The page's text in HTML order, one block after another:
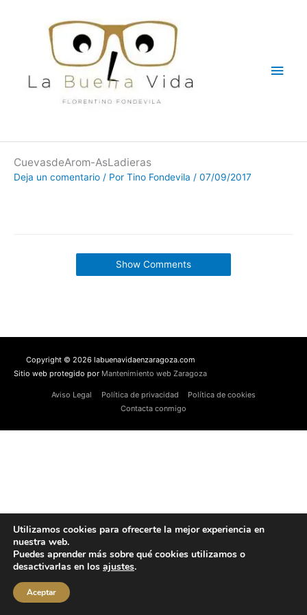
CuevasdeArom-AsLadieras
Deja un comentario / Por Tino Fondevila / 07/09/2017
Show Comments
Copyright © 2026 labuenavidaenzaragoza.com
Sitio web protegido por Mantenimiento web Zaragoza
Aviso Legal Política de privacidad
Política de cookies
Contacta conmigo
Utilizamos cookies para ofrecerte la mejor experiencia en
nuestra web.
Puedes aprender más sobre qué cookies utilizamos o
desactivarlas en los ajustes.
Aceptar